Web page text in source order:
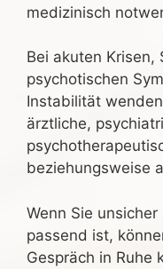
medizinisch
Bei akuten Krisen,
psychotischen
Instabilität
ärztliche,
beziehungsweise
Wenn Sie
passend ist,
Gespräch in Ruhe